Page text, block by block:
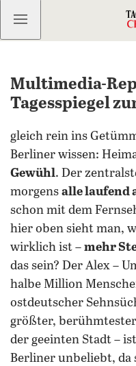
Kostenlos
Multimedia-
Tagesspiegel
gleich rein ins
Berliner wissen:
Gewühl. Der
morgens alle laufend
schon mit dem
hier oben sieht man,
wirklich ist – mehr
das sein? Der Alex –
halbe Million
ostdeutscher
größter,
der geeinten Stadt –
Berliner unbeliebt, da